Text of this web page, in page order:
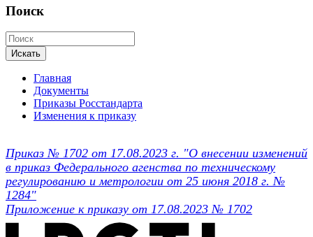
Поиск
Искать
Главная
Документы
Приказы Росстандарта
Изменения к приказу
Приказ № 1702 от 17.08.2023 г. "О внесении изменений
в приказ Федерального агенства по техническому
регулированию и метрологии от 25 июня 2018 г. №
1284"
Приложение к приказу от 17.08.2023 № 1702